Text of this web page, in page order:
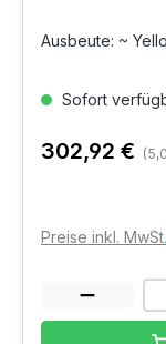
Ausbeute: ~
Sofort
302,92 €
Preise inkl. MwSt.